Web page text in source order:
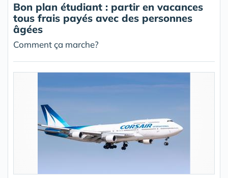
Bon plan étudiant : partir en vacances
tous frais payés avec des personnes
âgées
Comment ça marche?